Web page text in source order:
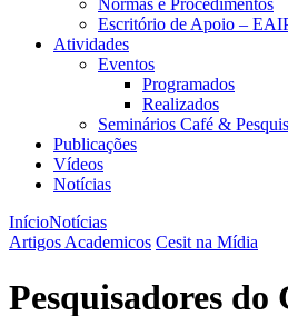
Normas e Procedimentos
Escritório de Apoio –
Atividades
Eventos
Programados
Realizados
Seminários Café &
Publicações
Vídeos
Notícias
InícioNotícias
Artigos Academicos Cesit na Mídia
Pesquisadores do